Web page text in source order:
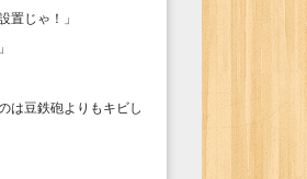
置じゃ！ 」
」
は豆鉄砲よりもキビし